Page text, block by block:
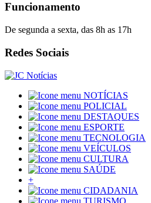
Funcionamento
De segunda a sexta, das 8h as 17h
Redes Sociais
NOTÍCIAS
POLICIAL
DESTAQUES
ESPORTE
TECNOLOGIA
VEÍCULOS
CULTURA
SAÚDE
+
CIDADANIA
TURISMO